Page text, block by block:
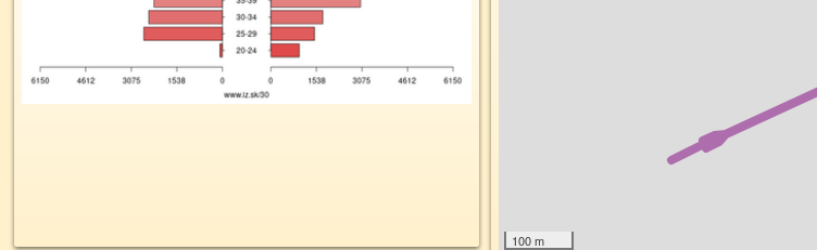
100 m